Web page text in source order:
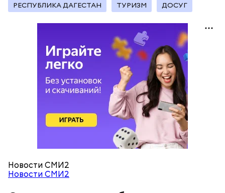
РЕСПУБЛИКА ДАГЕСТАН ТУРИЗМ ДОСУГ
Новости СМИ2
Новости СМИ2
петрушка;
чеснок;
с сахарным диабетом;
лишним весом.